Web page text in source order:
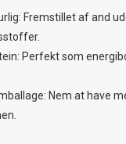
Fremstillet af and
Perfekt som
Nem at have